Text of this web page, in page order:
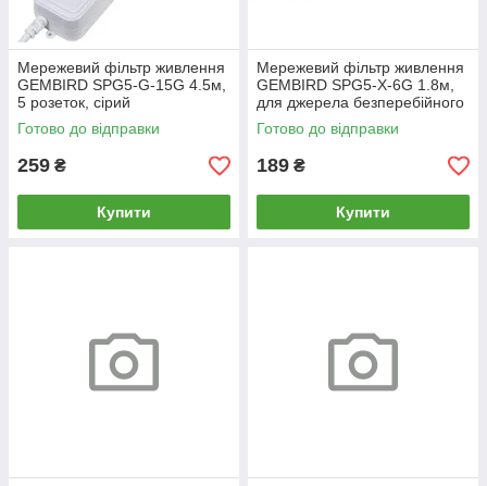
Мережевий фільтр живлення
GEMBIRD SPG5-G-15G 4.5м,
5 розеток, сірий
Готово до відправки
259 ₴
Купити
Мережевий фільтр живлення
GEMBIRD SPG5-X-6G 1.8м,
для джерела безперебійного
живлення (UPS) 5 розеток,
сірий
Готово до відправки
189 ₴
Купити